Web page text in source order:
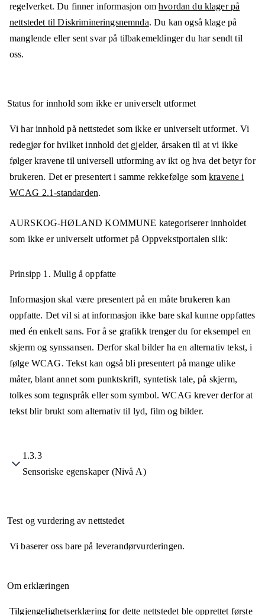
regelverket. Du finner informasjon omhvordan du klager på
nettstedet til Diskrimineringsnemnda. Du kan også klage på
manglende eller sent svar på tilbakemeldinger du har sendt til
oss.
Status for innhold som ikke er universelt utformet
Vi har innhold på nettstedet som ikke er universelt utformet. Vi
redegjør for hvilket innhold det gjelder, årsaken til at vi ikke
følger kravene til universell utforming av ikt og hva det betyr for
brukeren. Det er presentert i samme rekkefølge somkravene i
WCAG 2.1-standarden.
AURSKOG-HØLAND KOMMUNE kategoriserer innholdet
som ikke er universelt utformet på Oppvekstportalen slik:
Prinsipp 1. Mulig å oppfatte
Informasjon skal være presentert på en måte brukeren kan
oppfatte. Det vil si at informasjon ikke bare skal kunne oppfattes
med én enkelt sans. For å se grafikk trenger du for eksempel en
skjerm og synssansen. Derfor skal bilder ha en alternativ tekst, i
følge WCAG. Tekst kan også bli presentert på mange ulike
måter, blant annet som punktskrift, syntetisk tale, på skjerm,
tolkes som tegnspråk eller som symbol. WCAG krever derfor at
tekst blir brukt som alternativ til lyd, film og bilder.
1.3.3
Sensoriske egenskaper (Nivå A)
Test og vurdering av nettstedet
Vi baserer oss bare på leverandørvurderingen.
Om erklæringen
Tilgjengelighetserklæring for dette nettstedet ble opprettet første